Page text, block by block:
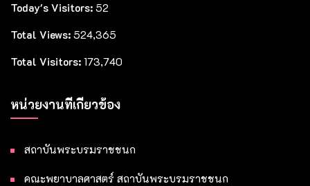
Today's Visitors: 52
Total Views: 524,365
Total Visitors: 173,740
หน่วยงานที่เกี่ยวข้อง
สถาบันพระบรมราชชนก
คณะพยาบาลศาสตร์ สถาบันพระบรมราชชนก